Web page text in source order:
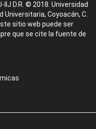
D.R. © 2018. Universidad
Universitaria, Coyoacán, C.
sitio web puede ser
que se cite la fuente de